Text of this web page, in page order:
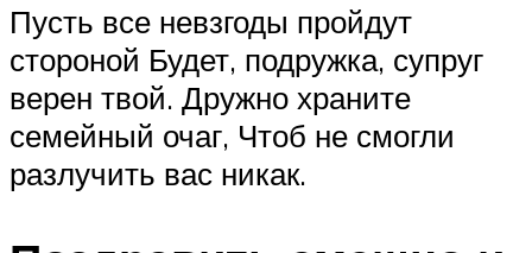
Пусть все невзгоды пройдут
стороной Будет, подружка, супруг
верен твой. Дружно храните
семейный очаг, Чтоб не смогли
разлучить вас никак.